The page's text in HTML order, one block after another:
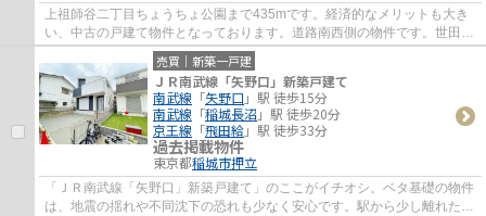
上祖師谷二丁目ちょうちょ公園まで435mです。経済的なメリットも大き
い、中古の戸建て物件となっております。道路南西側の物件です。世田谷
区エリアや京王線千歳烏山付近でなら、素敵...
売買｜新築一戸建
ＪＲ南武線「矢野口」新築戸建て
南武線 「矢野口 」駅 徒歩15分
南武線 「稲城長沼」駅 徒歩20分
京王線 「飛田給」駅 徒歩33分
過去掲載物件
東京都稲城市押立
「ＪＲ南武線「矢野口」新築戸建て」のここがイチオシ。ベタ基礎の物件
は、地震の揺れや不同沈下の恐れも少なく安心です。駅から少し離れた、